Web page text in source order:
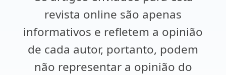
revista online são apenas
informativos e refletem a opinião
de cada autor, portanto, podem
não representar a opinião do